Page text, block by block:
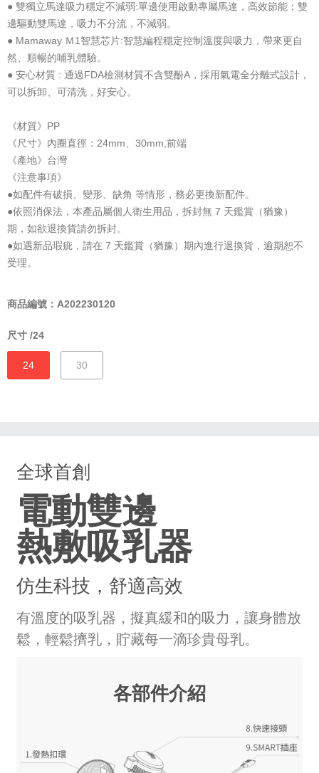
● 雙獨立馬達吸力穩定不減弱:單邊使用啟動專屬馬達，高效節能；雙
邊驅動雙馬達，吸力不分流，不減弱。
● Mamaway Ｍ1智慧芯片:智慧編程穩定控制溫度與吸力，帶來更自
然、順暢的哺乳體驗。
● 安心材質 : 通過FDA檢測材質不含雙酚A，採用氣電全分離式設計，
可以拆卸、可清洗，好安心。
《材質》PP
《尺寸》內圈直徑：24mm、30mm,前端
《產地》台灣
《注意事項》
●如配件有破損、變形、缺角 等情形，務必更換新配件。
●依照消保法，本產品屬個人衛生用品，拆封無 7 天鑑賞（猶豫）
期，如欲退換貨請勿拆封。
●如遇新品瑕疵，請在 7 天鑑賞（猶豫）期內進行退換貨，逾期恕不
受理。
商品編號：A202230120
尺寸 /24
24 30
全球首創
電動雙邊
熱敷吸乳器
仿生科技，舒適高效
有溫度的吸乳器，擬真緩和的吸力，讓身體放
鬆，輕鬆擠乳，貯藏每一滴珍貴母乳。
各部件介紹